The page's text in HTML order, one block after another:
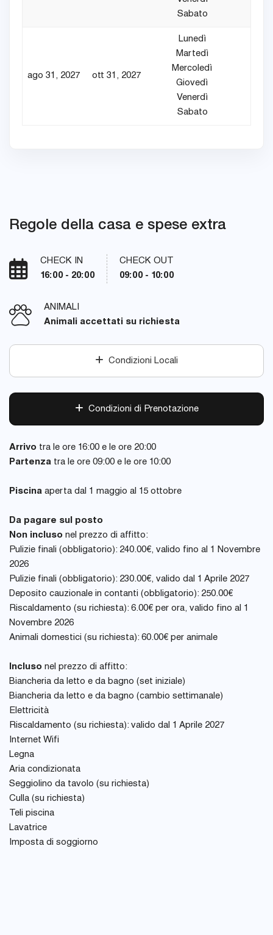
Sabato
ago 31, 2027 ott 31, 2027
Lunedì
Martedì
Mercoledì
Giovedì
Venerdì
Sabato
Regole della casa e spese extra
CHECK IN
16:00 - 20:00
CHECK OUT
09:00 - 10:00
ANIMALI
Animali accettati su richiesta
Condizioni Locali
Condizioni di Prenotazione
Arrivo tra le ore 16:00 e le ore 20:00
Partenza tra le ore 09:00 e le ore 10:00
Piscina aperta dal 1 maggio al 15 ottobre
Da pagare sul posto
Non incluso nel prezzo di affitto:
Pulizie finali (obbligatorio): 240.00€, valido fino al 1 Novembre
2026
Pulizie finali (obbligatorio): 230.00€, valido dal 1 Aprile 2027
Deposito cauzionale in contanti (obbligatorio): 250.00€
Riscaldamento (su richiesta): 6.00€ per ora, valido fino al 1
Novembre 2026
Animali domestici (su richiesta): 60.00€ per animale
Incluso nel prezzo di affitto:
Biancheria da letto e da bagno (set iniziale)
Biancheria da letto e da bagno (cambio settimanale)
Elettricità
Riscaldamento (su richiesta): valido dal 1 Aprile 2027
Internet Wifi
Legna
Aria condizionata
Seggiolino da tavolo (su richiesta)
Culla (su richiesta)
Teli piscina
Lavatrice
Imposta di soggiorno